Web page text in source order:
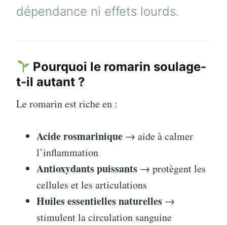
dépendance ni effets lourds.
Pourquoi le romarin soulage-
t-il autant ?
Le romarin est riche en :
Acide rosmarinique → aide à calmer
l’inflammation
Antioxydants puissants → protègent les
cellules et les articulations
Huiles essentielles naturelles →
stimulent la circulation sanguine